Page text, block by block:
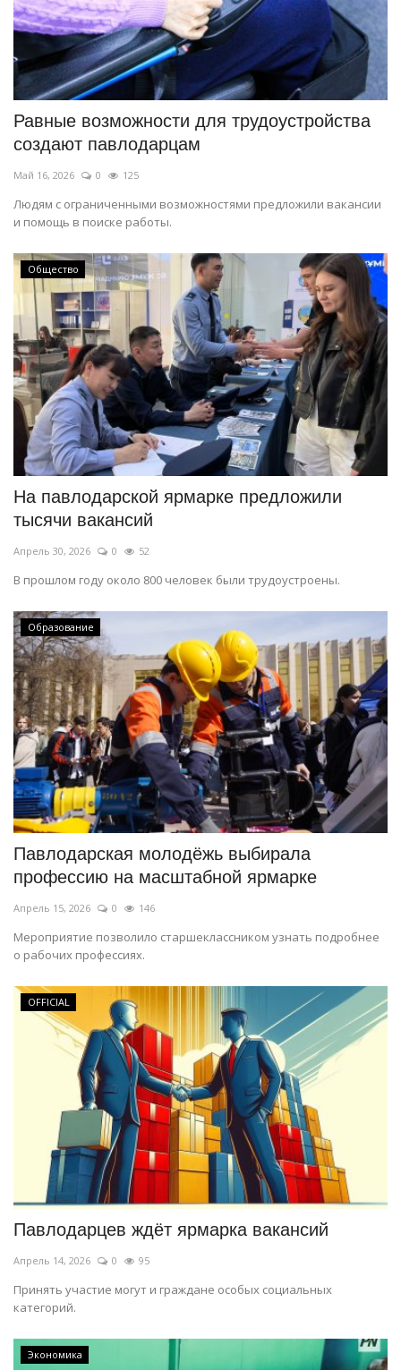
Равные возможности для трудоустройства
создают павлодарцам
Май 16, 2026 0 125
Людям с ограниченными возможностями предложили вакансии
и помощь в поиске работы.
Общество
На павлодарской ярмарке предложили
тысячи вакансий
Апрель 30, 2026 0 52
В прошлом году около 800 человек были трудоустроены.
Образование
Павлодарская молодёжь выбирала
профессию на масштабной ярмарке
Апрель 15, 2026 0 146
Мероприятие позволило старшеклассником узнать подробнее
о рабочих профессиях.
OFFICIAL
Павлодарцев ждёт ярмарка вакансий
Апрель 14, 2026 0 95
Принять участие могут и граждане особых социальных
категорий.
Экономика